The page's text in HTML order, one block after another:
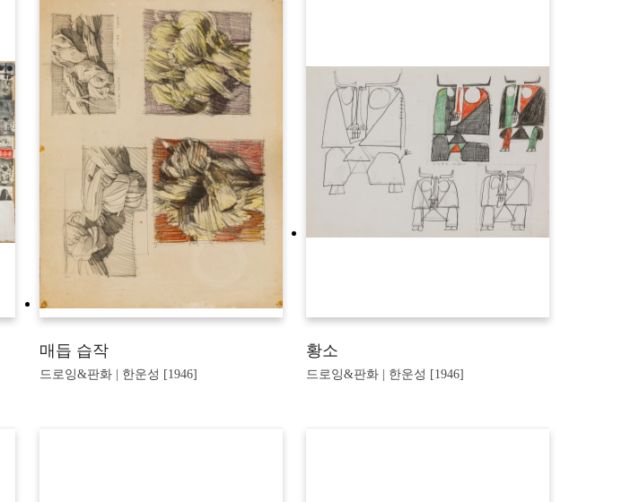
매듭 습작
드로잉&판화 | 한운성 [1946]
황소
드로잉&판화 | 한운성 [1946]